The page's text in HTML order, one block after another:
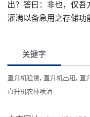
出？答曰：非也，仅
灌满以备急用之存储功
关键字
直升机租赁, 直升机出租 , 直
直升机农林喷洒